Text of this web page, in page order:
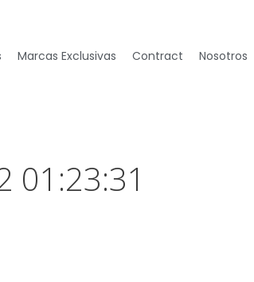
Marcas Exclusivas Contract Nosotros
01:23:31